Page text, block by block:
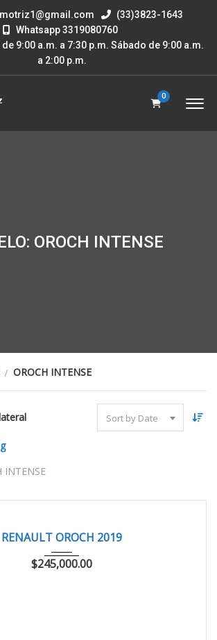
(33)3823-1643
Whatsapp 3319080760
9:00 a.m. a 7:30 p.m. Sábado de 9:00 a.m.
a 2:00 p.m.
0
OROCH INTENSE
OROCH INTENSE
Sort by Date
INTENSE
RENAULT OROCH 2019
$245,000.00